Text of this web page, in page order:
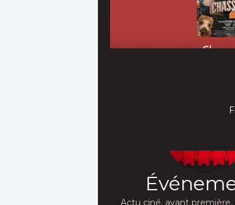
Actu ciné, avant